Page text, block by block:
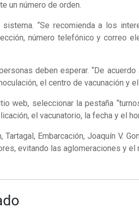
un número de orden.
“Se recomienda a los
número telefónico y correo
deben esperar. “De
el centro de vacunación y el
web, seleccionar la pestaña
el vacunatorio, la fecha y el
Embarcación, Joaquín V.
evitando las aglomeraciones y el